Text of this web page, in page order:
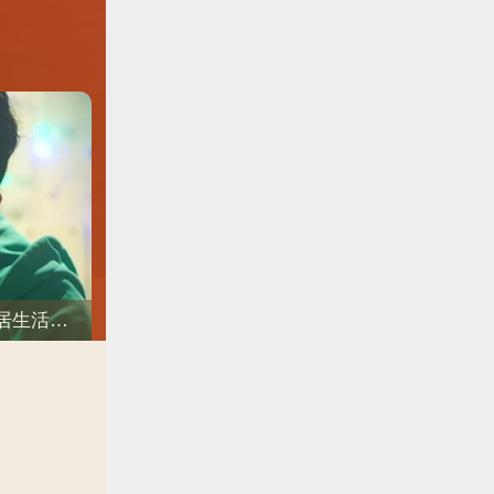
《低谷醫生》新預告/冤家的愛情開始萌芽！樸炯植❤樸信惠開啓「同居生活」互相共鳴、安慰~